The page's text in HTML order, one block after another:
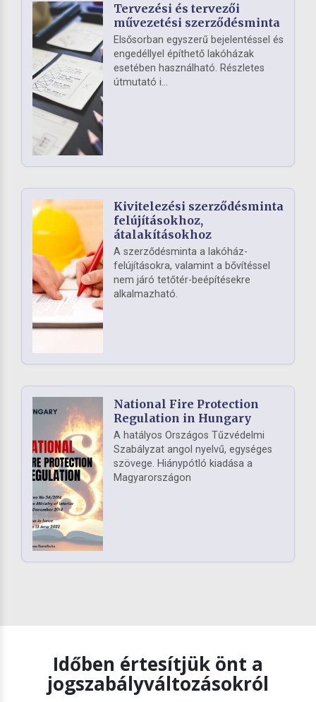
Tervezési és tervezői
művezetési szerződésminta
Elsősorban egyszerű bejelentéssel és
engedéllyel építhető lakóházak
esetében használható. Részletes
útmutató i...
Kivitelezési szerződésminta
felújításokhoz,
átalakításokhoz
A szerződésminta a lakóház-
felújításokra, valamint a bővítéssel
nem járó tetőtér-beépítésekre
alkalmazható.
National Fire Protection
Regulation in Hungary
A hatályos Országos Tűzvédelmi
Szabályzat angol nyelvű, egységes
szövege. Hiánypótló kiadása a
Magyarországon
Időben értesítjük önt a
jogszabályváltozásokról